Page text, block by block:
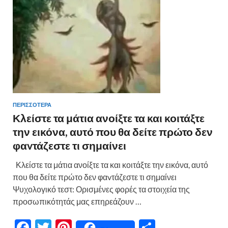
k
ε
ΠΕΡΙΣΣΟΤΕΡΑ
Κλείστε τα μάτια ανοίξτε τα και κοιτάξτε
την εικόνα, αυτό που θα δείτε πρώτο δεν
φαvτάζεστε τι σημαίνει
Κλείστε τα μάτια ανοίξτε τα και κοιτάξτε την εικόνα, αυτό
που θα δείτε πρώτο δεν φαvτάζεστε τι σημαίνει
Ψυχολογικό τεστ: Ορισμένες φορές τα στοιχεία της
προσωπικότητάς μας επηρεάζουν …